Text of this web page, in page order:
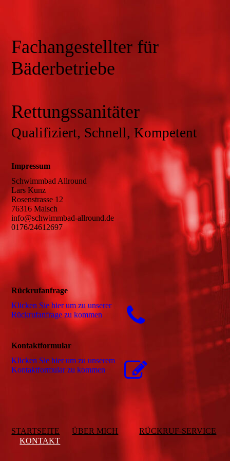
Fachangestellter für
Bäderbetriebe
Rettungssanitäter
Qualifiziert, Schnell, Kompetent
Impressum
Schwimmbad Allround
Lars Kunz
Rosenstrasse 12
76316 Malsch
info@schwimmbad-allround.de
0176/24612697
Rückrufanfrage
Klicken Sie hier um zu unserer
Rückrufanfrage zu kommen
Kontaktformular
Klicken Sie hier um zu unserem
Kon­takt­for­mu­lar zu kommen
STARTSEITE ÜBER MICH
RÜCKRUF-SERVICE
KONTAKT